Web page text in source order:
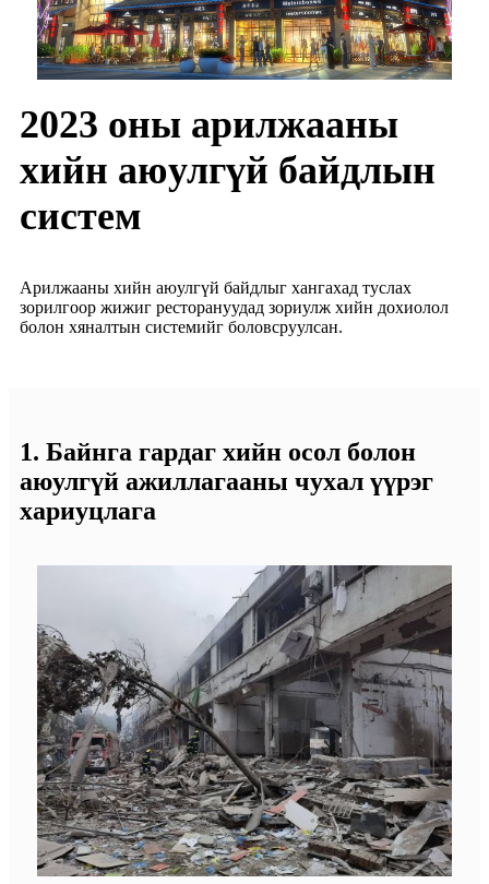
2023 оны арилжааны
хийн аюулгүй байдлын
систем
Арилжааны хийн аюулгүй байдлыг хангахад туслах
зорилгоор жижиг ресторануудад зориулж хийн дохиолол
болон хяналтын системийг боловсруулсан.
1. Байнга гардаг хийн осол болон
аюулгүй ажиллагааны чухал үүрэг
хариуцлага